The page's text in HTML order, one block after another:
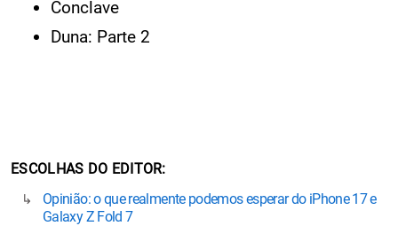
Conclave
Duna: Parte 2
ESCOLHAS DO EDITOR
Opinião: o que realmente podemos esperar do iPhone 17 e
Galaxy Z Fold 7